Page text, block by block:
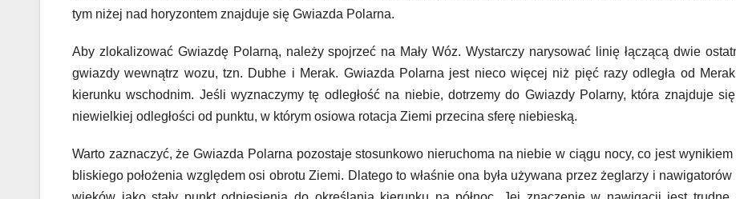
tym niżej nad horyzontem znajduje się Gwiazda Polarna.
Aby zlokalizować Gwiazdę Polarną, należy spojrzeć na Mały Wóz. Wystarczy narysować linię łączącą dwie
gwiazdy wewnątrz wozu, tzn. Dubhe i Merak. Gwiazda Polarna jest nieco więcej niż pięć razy odległa od
kierunku wschodnim. Jeśli wyznaczymy tę odległość na niebie, dotrzemy do Gwiazdy Polarny, która znajduje
niewielkiej odległości od punktu, w którym osiowa rotacja Ziemi przecina sferę niebieską.
Warto zaznaczyć, że Gwiazda Polarna pozostaje stosunkowo nieruchoma na niebie w ciągu nocy, co jest wynikiem
bliskiego położenia względem osi obrotu Ziemi. Dlatego to właśnie ona była używana przez żeglarzy i nawigatorów